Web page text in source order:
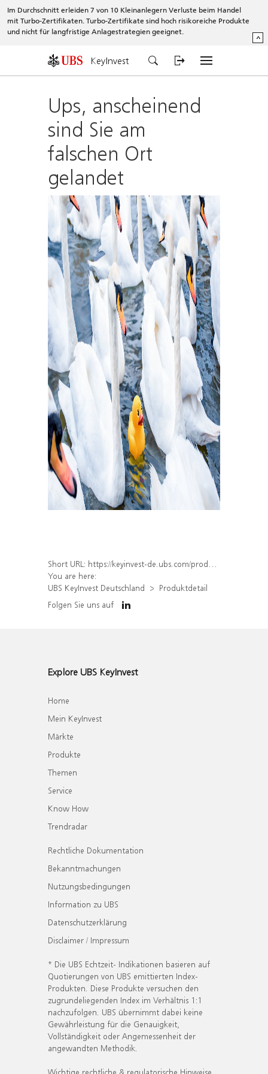
Im Durchschnitt erleiden 7 von 10 Kleinanlegern Verluste beim Handel
mit Turbo-Zertifikaten. Turbo-Zertifikate sind hoch risikoreiche Produkte
und nicht für langfristige Anlagestrategien geeignet.
^
KeyInvest
Ups, anscheinend
sind Sie am
falschen Ort
gelandet
Short URL: https://keyinvest-de.ubs.com/produkt/detail/index/isin/DE000UL6SD74
You are here:
UBS KeyInvest Deutschland
Produktdetail
Folgen Sie uns auf
Explore UBS KeyInvest
Home
Mein KeyInvest
Märkte
Produkte
Themen
Service
Know How
Trendradar
Rechtliche Dokumentation
Bekanntmachungen
Nutzungsbedingungen
Information zu UBS
Datenschutzerklärung
Disclaimer / Impressum
* Die UBS Echtzeit- Indikationen basieren auf
Quotierungen von UBS emittierten Index-
Produkten. Diese Produkte versuchen den
zugrundeliegenden Index im Verhältnis 1:1
nachzufolgen. UBS übernimmt dabei keine
Gewährleistung für die Genauigkeit,
Vollständigkeit oder Angemessenheit der
angewandten Methodik.